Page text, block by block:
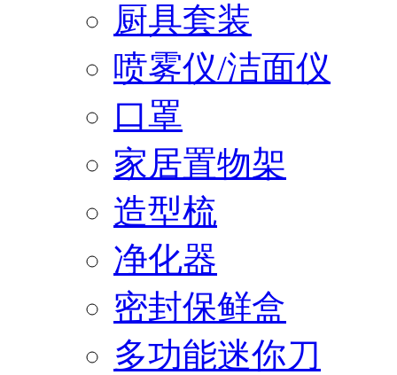
厨具套装
喷雾仪/洁面仪
口罩
家居置物架
造型梳
净化器
密封保鲜盒
多功能迷你刀